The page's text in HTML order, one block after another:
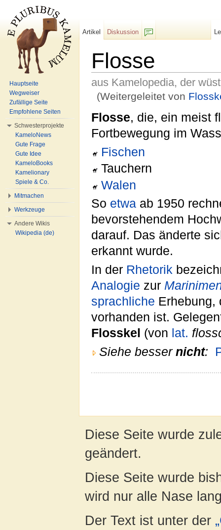
Flosse
aus Kamelopedia, der
(Weitergeleitet von
Flosse, die, ein meist
Fortbewegung im
Fischen
Tauchern
Walen
So etwa ab 1950
bevorstehendem
darauf. Das änderte
erkannt wurde.
In der Rhetorik
Analogie zur
sprachliche
vorhanden ist.
Flosskel (von lat.
Siehe besser nicht:
Artikel
Diskussion
Hauptseite
Wegweiser
Zufällige Seite
Empfohlene Seiten
Schwesterprojekte
KameloNews
Gute Frage
Gute Idee
KameloBooks
Kamelionary
Spiele & Co.
Mitmachen
Werkzeuge
Andere Wikis
Wikipedia (de)
Diese Seite wurde
geändert.
Diese Seite wurde
wird nur alle Nase
Der Text ist unter der